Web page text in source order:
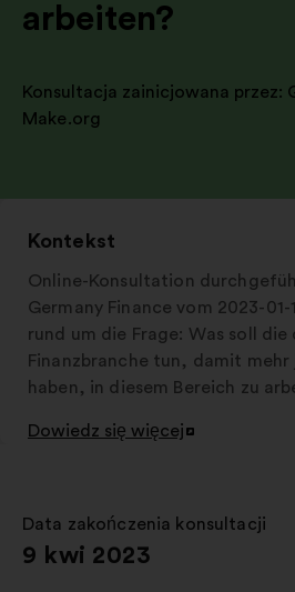
arbeiten?
Konsultacja zainicjowana przez:
Make.org
Kontekst
Online-Konsultation
Germany Finance vom 2023-
rund um die Frage: Was soll die
Finanzbranche tun, damit mehr
haben, in diesem Bereich zu
Dowiedz się więcej
Otwieranie
zakładce
Data zakończenia konsultacji
:
9 kwi 2023